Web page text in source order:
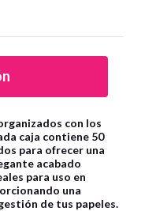
con los
caja contiene 50
para ofrecer una
acabado
para uso en
una
de tus papeles.